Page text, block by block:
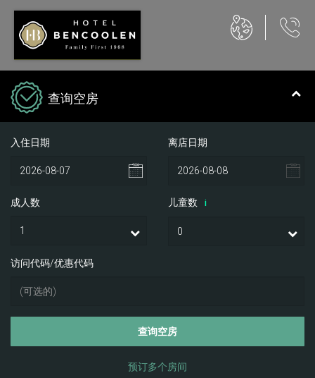
查询空房
入住日期 离店日期
成人数 儿童数 i
访问代码/优惠代码
查询空房
预订多个房间